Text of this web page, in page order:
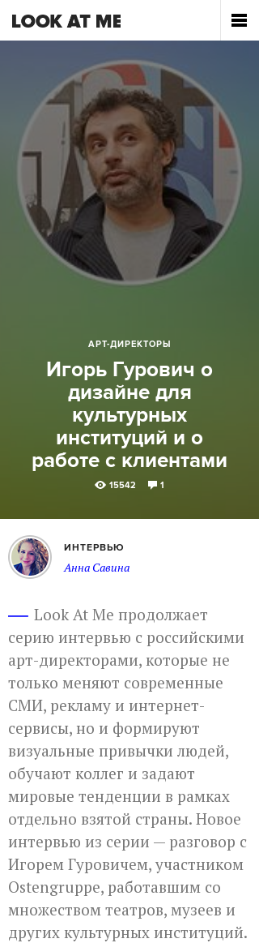
АРТ-ДИРЕКТОРЫ
Игорь Гурович о
дизайне для
культурных
институций и о
работе с клиентами
15542 1
ИНТЕРВЬЮ
Анна Савина
Look At Me продолжает
серию интервью с российскими
арт-директорами, которые не
только меняют современные
СМИ, рекламу и интернет-
сервисы, но и формируют
визуальные привычки людей,
обучают коллег и задают
мировые тенденции в рамках
отдельно взятой страны. Новое
интервью из серии — разговор с
Игорем Гуровичем, участником
Ostengruppe, работавшим со
множеством театров, музеев и
других культурных институций.